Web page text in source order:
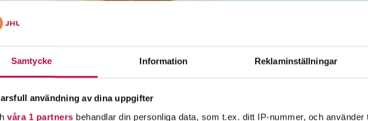
Samtycke Information Reklaminställningar
användning av dina uppgifter
våra 1 partners behandlar din personliga data, som t.ex. ditt IP-nummer, och